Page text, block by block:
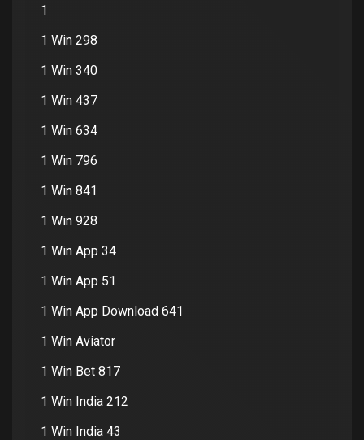
1
1 Win 298
1 Win 340
1 Win 437
1 Win 634
1 Win 796
1 Win 841
1 Win 928
1 Win App 34
1 Win App 51
1 Win App Download 641
1 Win Aviator
1 Win Bet 817
1 Win India 212
1 Win India 43